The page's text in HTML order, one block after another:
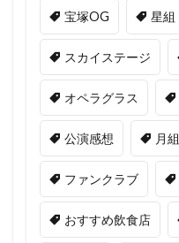
宝塚OG 星組
スカイステージ
オペラグラス
公演感想 月組
ファンクラブ
おすすめ飲食店